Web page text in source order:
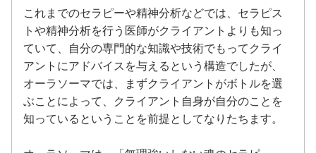
これまでのセラピーや精神分析などでは、セラピス
トや精神分析を行う医師がクライアントよりも知っ
ていて、自分の専門的な知識や技術でもってクライ
アントにアドバイスを与えるという構造でしたが、
オーラソーマでは、まずクライアントがボトルを選
ぶことによって、クライアント自身が自分のことを
知っているということを前提としてなりたちます。